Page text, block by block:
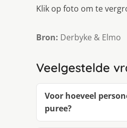
Klik op foto om te
Bron: Derbyke & Elmo
Veelgestelde
Voor hoeveel
puree?